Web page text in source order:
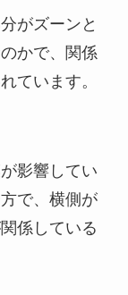
がズーンと
かで、関係
ています。
影響してい
で、横側が
係している